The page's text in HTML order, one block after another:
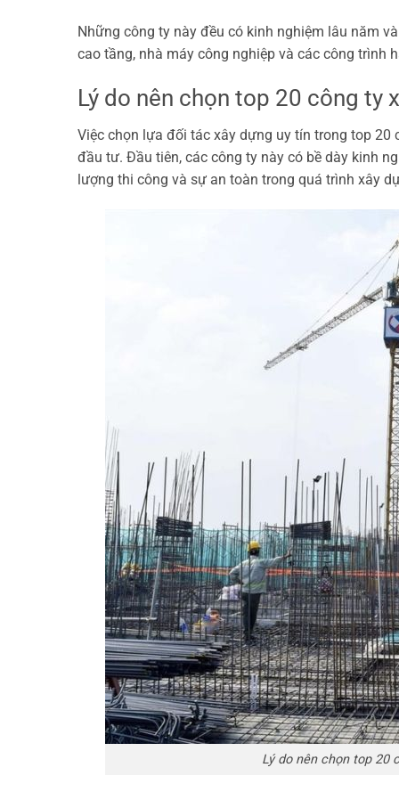
Những công ty này đều có kinh nghiệm lâu năm
cao tầng, nhà máy công nghiệp và các công trình
Lý do nên chọn top 20 công ty
Việc chọn lựa đối tác xây dựng uy tín trong top
đầu tư. Đầu tiên, các công ty này có bề dày kinh
lượng thi công và sự an toàn trong quá trình xây
Lý do nên chọn top 20